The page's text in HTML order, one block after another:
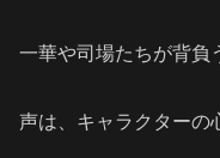
一華や司場たちが背負
声は、キャラクターの